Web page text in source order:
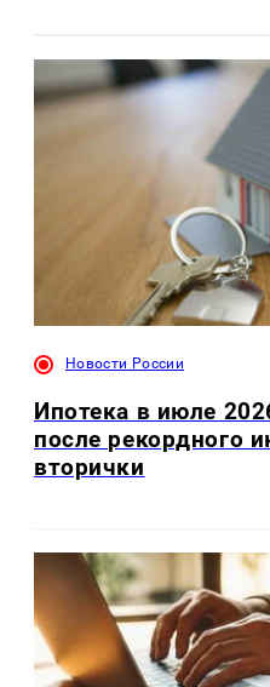
Новости России
Ипотека в июле
после рекордного
вторички